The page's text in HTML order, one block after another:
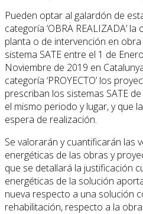
Pueden optar al galardón de
categoría ‘OBRA REALIZADA’
planta o de intervención en
sistema SATE entre el 1 de
Noviembre de 2019 en
categoría ‘PROYECTO’ los
prescriban los sistemas SATE
el mismo periodo y lugar, y que
espera de realización.
Se valorarán y cuantificarán las
energéticas de las obras y
que se detallará la justificación
energéticas de la solución
nueva respecto a una solución
rehabilitación, respecto a la